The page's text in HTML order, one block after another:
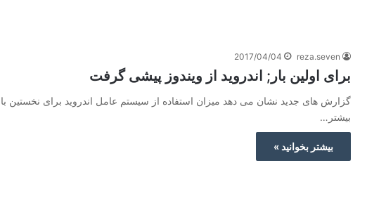
reza.seven
2017/04/04
برای اولین بار; اندروید از ویندوز پیشی گرفت
بیشتر…
بیشتر بخوانید »